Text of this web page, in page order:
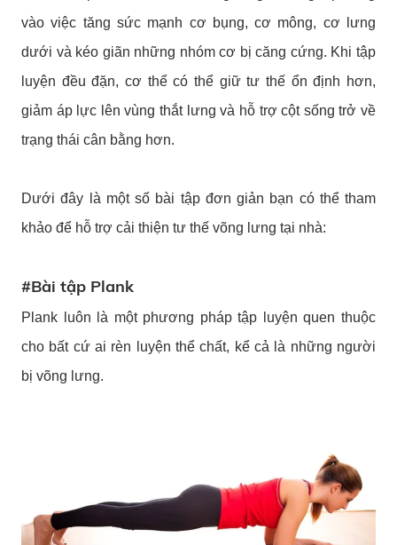
vào việc tăng sức mạnh cơ bụng, cơ mông, cơ lưng
dưới và kéo giãn những nhóm cơ bị căng cứng. Khi tập
luyện đều đặn, cơ thể có thể giữ tư thế ổn định hơn,
giảm áp lực lên vùng thắt lưng và hỗ trợ cột sống trở về
trạng thái cân bằng hơn.
Dưới đây là một số bài tập đơn giản bạn có thể tham
khảo để hỗ trợ cải thiện tư thế võng lưng tại nhà:
#Bài tập Plank
Plank luôn là một phương pháp tập luyện quen thuộc
cho bất cứ ai rèn luyện thể chất, kể cả là những người
bị võng lưng.